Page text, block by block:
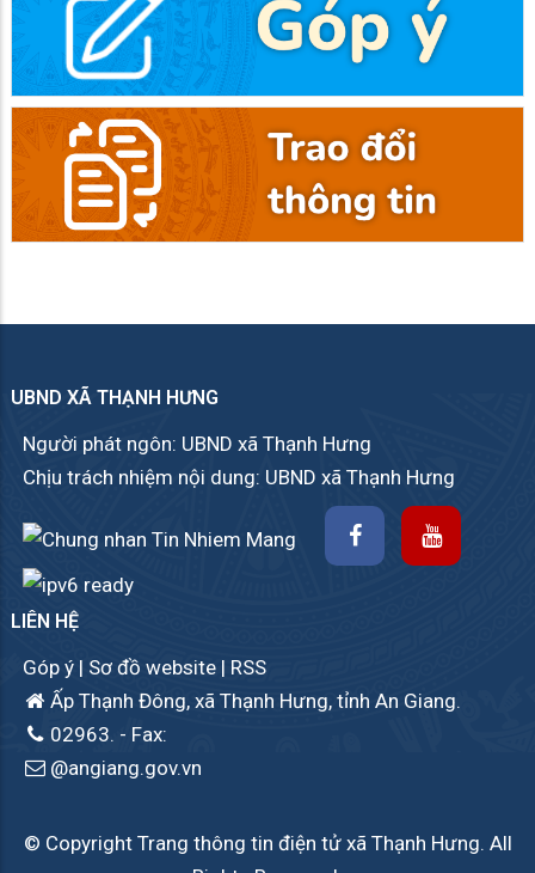
UBND XÃ THẠNH HƯNG
Người phát ngôn: UBND xã Thạnh Hưng
Chịu trách nhiệm nội dung: UBND xã Thạnh Hưng
LIÊN HỆ
Góp ý | Sơ đồ website | RSS
Ấp Thạnh Đông, xã Thạnh Hưng, tỉnh An Giang.
02963. - Fax:
@angiang.gov.vn
© Copyright Trang thông tin điện tử xã Thạnh Hưng. All